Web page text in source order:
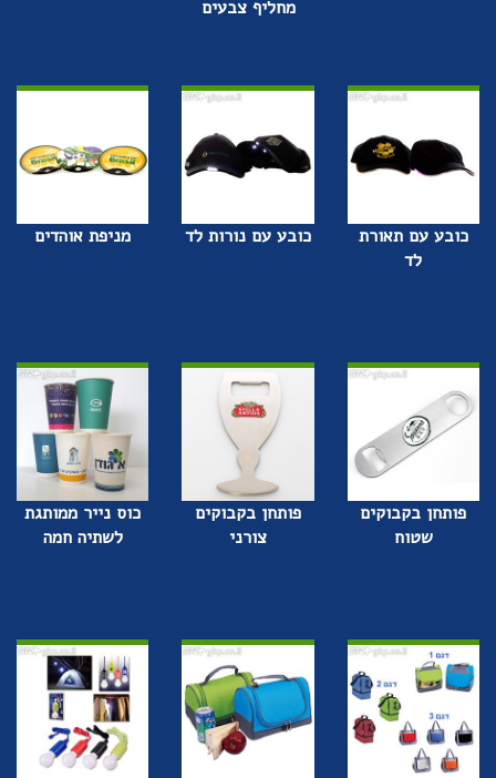
מחליף צבעים
כובע עם תאורת
לד
כובע עם נורות לד מניפת אוהדים
פותחן בקבוקים
שטוח
פותחן בקבוקים
צורני
כוס נייר ממותגת
לשתיה חמה